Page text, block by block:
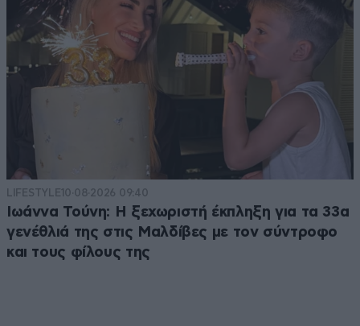
LIFESTYLE10·08·2026 09:40
Ιωάννα Τούνη: Η ξεχωριστή έκπληξη για τα 33α
γενέθλιά της στις Μαλδίβες με τον σύντροφο
και τους φίλους της